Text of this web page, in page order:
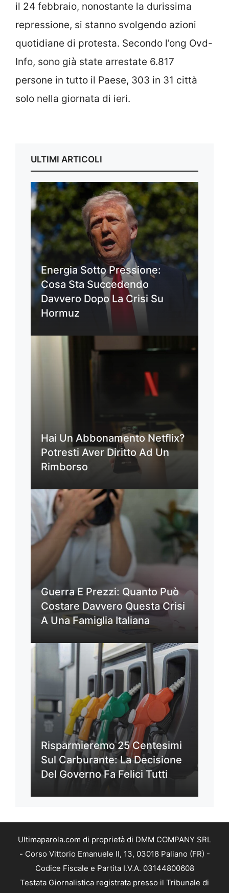
il 24 febbraio, nonostante la durissima
repressione, si stanno svolgendo azioni
quotidiane di protesta. Secondo l’ong Ovd-
Info, sono già state arrestate 6.817
persone in tutto il Paese, 303 in 31 città
solo nella giornata di ieri.
ULTIMI ARTICOLI
Energia Sotto Pressione:
Cosa Sta Succedendo
Davvero Dopo La Crisi Su
Hormuz
Hai Un Abbonamento Netflix?
Potresti Aver Diritto Ad Un
Rimborso
Guerra E Prezzi: Quanto Può
Costare Davvero Questa Crisi
A Una Famiglia Italiana
Risparmieremo 25 Centesimi
Sul Carburante: La Decisione
Del Governo Fa Felici Tutti
Ultimaparola.com di proprietà di DMM COMPANY SRL
- Corso Vittorio Emanuele II, 13, 03018 Paliano (FR) -
Codice Fiscale e Partita I.V.A. 03144800608
Testata Giornalistica registrata presso il Tribunale di